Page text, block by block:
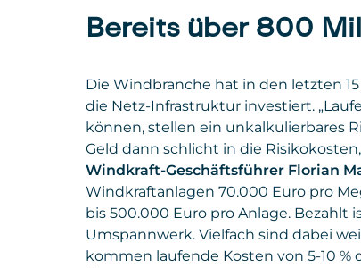
Bereits über 800
Die Windbranche hat in den letzten
die Netz-Infrastruktur investiert.
können, stellen ein unkalkulierbares
Geld dann schlicht in die
Windkraft-Geschäftsführer Florian
Windkraftanlagen 70.000 Euro pro
bis 500.000 Euro pro Anlage. Bezahlt
Umspannwerk. Vielfach sind dabei
kommen laufende Kosten von 5-10